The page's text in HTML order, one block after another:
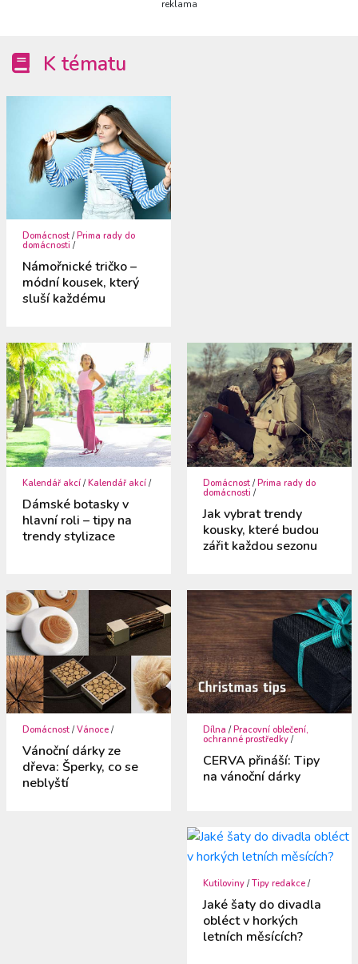
reklama
K tématu
Domácnost /Prima rady do
domácnosti /
Námořnické tričko –
módní kousek, který
sluší každému
Kalendář akcí /Kalendář akcí /
Dámské botasky v
hlavní roli – tipy na
trendy stylizace
Domácnost /Prima rady do
domácnosti /
Jak vybrat trendy
kousky, které budou
zářit každou sezonu
Domácnost /Vánoce /
Vánoční dárky ze
dřeva: Šperky, co se
neblyští
Dílna / Pracovní oblečení,
ochranné prostředky /
CERVA přináší: Tipy
na vánoční dárky
Kutiloviny /Tipy redakce /
Jaké šaty do divadla
obléct v horkých
letních měsících?